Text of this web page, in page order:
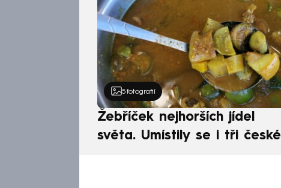
5 fotografií
Žebříček nejhorších jídel
světa. Umístily se i tři české